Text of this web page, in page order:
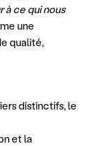
à ce qui nous
une
qualité,
distinctifs, le
et la